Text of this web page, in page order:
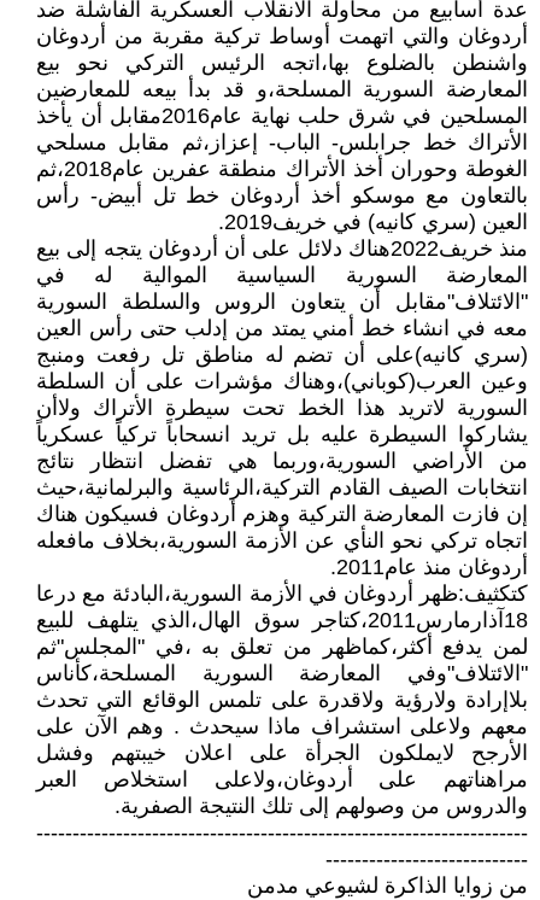
عدة أسابيع من محاولة الانقلاب العسكرية الفاشلة ضد
أردوغان والتي اتهمت أوساط تركية مقربة من أردوغان
واشنطن بالضلوع بها،اتجه الرئيس التركي نحو بيع
المعارضة السورية المسلحة،و قد بدأ بيعه للمعارضين
المسلحين في شرق حلب نهاية عام2016مقابل أن يأخذ
الأتراك خط جرابلس- الباب- إعزاز،ثم مقابل مسلحي
الغوطة وحوران أخذ الأتراك منطقة عفرين عام2018،ثم
بالتعاون مع موسكو أخذ أردوغان خط تل أبيض- رأس
العين (سري كانيه) في خريف2019.
منذ خريف2022هناك دلائل على أن أردوغان يتجه إلى بيع
المعارضة السورية السياسية الموالية له في
"الائتلاف"مقابل أن يتعاون الروس والسلطة السورية
معه في انشاء خط أمني يمتد من إدلب حتى رأس العين
(سري كانيه)على أن تضم له مناطق تل رفعت ومنبج
وعين العرب(كوباني)،وهناك مؤشرات على أن السلطة
السورية لاتريد هذا الخط تحت سيطرة الأتراك ولاأن
يشاركوا السيطرة عليه بل تريد انسحاباً تركياً عسكرياً
من الأراضي السورية،وربما هي تفضل انتظار نتائج
انتخابات الصيف القادم التركية،الرئاسية والبرلمانية،حيث
إن فازت المعارضة التركية وهزم أردوغان فسيكون هناك
اتجاه تركي نحو النأي عن الأزمة السورية،بخلاف مافعله
أردوغان منذ عام2011.
كتكثيف:ظهر أردوغان في الأزمة السورية،البادئة مع درعا
18آذارمارس2011،كتاجر سوق الهال،الذي يتلهف للبيع
لمن يدفع أكثر،كماظهر من تعلق به ،في "المجلس"ثم
"الائتلاف"وفي المعارضة السورية المسلحة،كأناس
بلاإرادة ولارؤية ولاقدرة على تلمس الوقائع التي تحدث
معهم ولاعلى استشراف ماذا سيحدث . وهم الآن على
الأرجح لايملكون الجرأة على اعلان خيبتهم وفشل
مراهناتهم على أردوغان،ولاعلى استخلاص العبر
والدروس من وصولهم إلى تلك النتيجة الصفرية.
--------------------------------------------------------------------
----------------------------
من زوايا الذاكرة لشيوعي مدمن